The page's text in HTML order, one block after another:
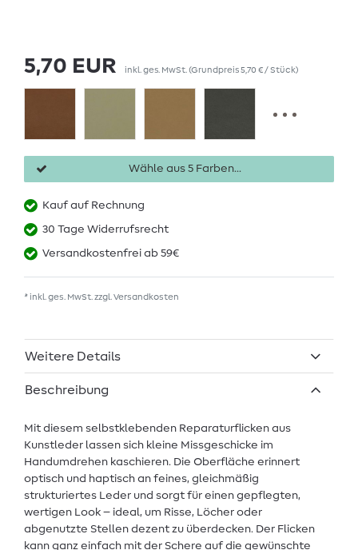
5,70 EUR inkl. ges. MwSt.(Grundpreis5,70 € / Stück)
Wähle aus 5 Farben...
Kauf auf Rechnung
30 Tage Widerrufsrecht
Versandkostenfrei ab 59€
* inkl. ges. MwSt. zzgl.Versandkosten
Weitere Details
Beschreibung
Mit diesem selbstklebenden Reparaturflicken aus
Kunstleder lassen sich kleine Missgeschicke im
Handumdrehen kaschieren. Die Oberfläche erinnert
optisch und haptisch an feines, gleichmäßig
strukturiertes Leder und sorgt für einen gepflegten,
wertigen Look – ideal, um Risse, Löcher oder
abgenutzte Stellen dezent zu überdecken. Der Flicken
kann ganz einfach mit der Schere auf die gewünschte